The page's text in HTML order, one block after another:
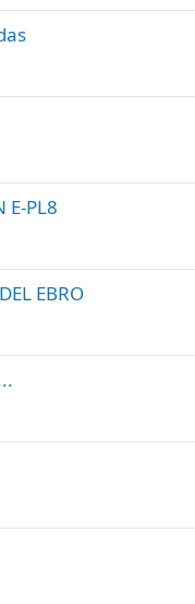
E-PL8
EBRO